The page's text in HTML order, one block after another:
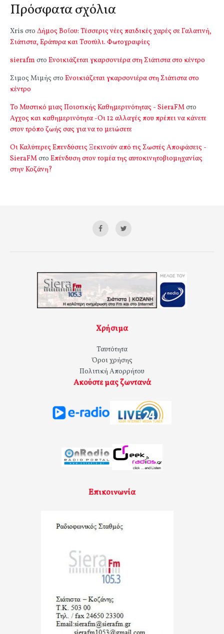
Πρόσφατα σχόλια
Xris στο Δήμος Βοΐου: Τέσσερις νέες παιδικές χαρές σε Γαλατινή,
Σιάτιστα, Εράτυρα και Τσοτύλι. Φωτογραφίες
sierafm στο Ενοικιάζεται γκαρσονιέρα στη Σιάτιστα στο κέντρο
Σιμος Μιμής στο Ενοικιάζεται γκαρσονιέρα στη Σιάτιστα στο
κέντρο
Το Μυστικό μιας Ποιοτικής Καθημερινότητας - SieraFMστο
Αγχος και καθημερινότητα -Οι 12 αλλαγές που πρέπει να κάνετε
στον τρόπο ζωής σας για να το μειώσετε
Οι Καλύτερες Επενδύσεις Ξεκινούν από τις Σωστές Αποφάσεις -
SieraFMστο Επένδυση στον τομέα της αυτοκινητοβιομηχανίας
στην Κοζάνη?
Χρήσιμα
Ταυτότητα
Όροι χρήσης
Πολιτική Απορρήτου
Ακούστε μας ζωντανά
Επικοινωνία